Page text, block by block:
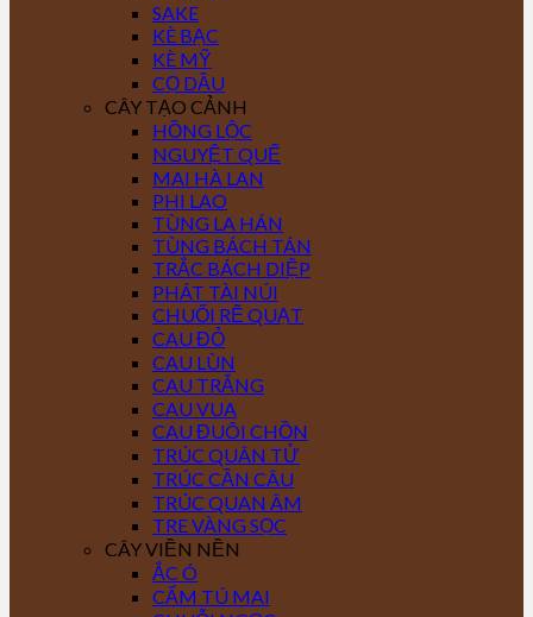
SAKE
KÈ BẠC
KÈ MỸ
CỌ DẦU
CÂY TẠO CẢNH
HỒNG LỘC
NGUYỆT QUẾ
MAI HÀ LAN
PHI LAO
TÙNG LA HÁN
TÙNG BÁCH TÁN
TRẮC BÁCH DIỆP
PHÁT TÀI NÚI
CHUỐI RẼ QUẠT
CAU ĐỎ
CAU LÙN
CAU TRẮNG
CAU VUA
CAU ĐUÔI CHỒN
TRÚC QUÂN TỬ
TRÚC CẦN CÂU
TRÚC QUAN ÂM
TRE VÀNG SỌC
CÂY VIỀN NỀN
ẮC Ó
CẨM TÚ MAI